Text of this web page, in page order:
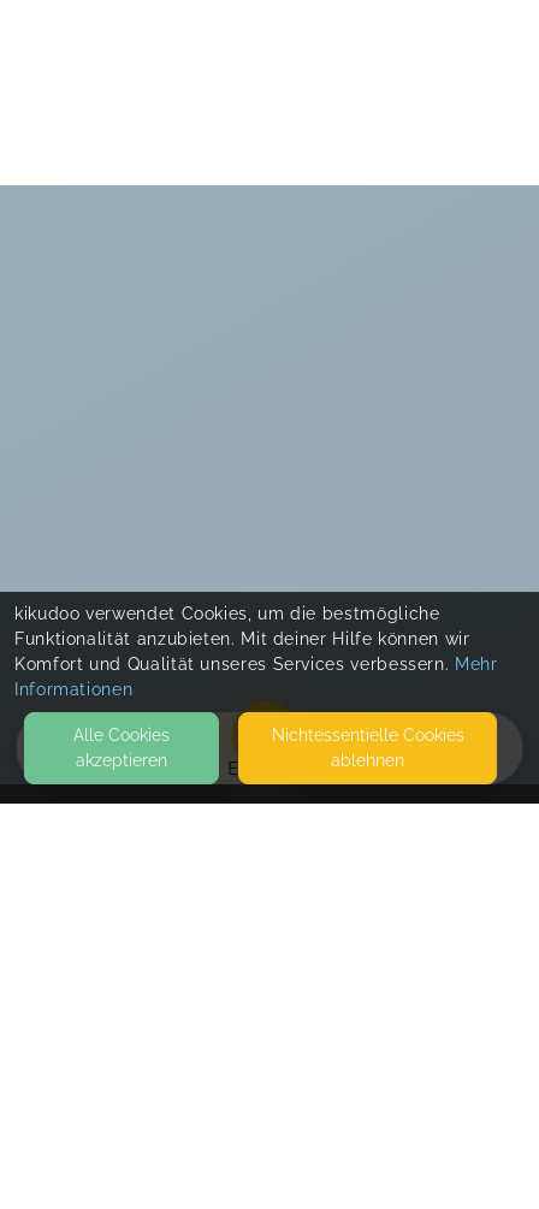
EVENTS
kikudoo verwendet Cookies, um die bestmögliche
Funktionalität anzubieten. Mit deiner Hilfe können wir
Komfort und Qualität unseres Services verbessern. Mehr
Informationen
Alle Cookies
akzeptieren
Nicht­essentielle Cookies
ablehnen